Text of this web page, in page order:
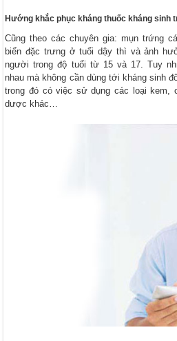
Hướng khắc phục kháng thuốc kháng sinh
Cũng theo các chuyên gia: mụn trứng
biến đặc trưng ở tuổi dậy thì và ảnh
người trong độ tuổi từ 15 và 17. Tuy
nhau mà không cần dùng tới kháng sinh
trong đó có việc sử dụng các loại kem,
dược khác…